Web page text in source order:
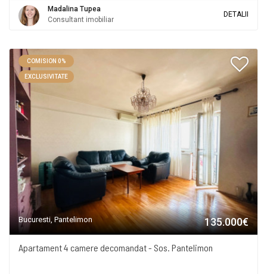
Madalina Tupea
Consultant imobiliar
DETALII
COMISION 0%
EXCLUSIVITATE
Bucuresti, Pantelimon 135.000€
Apartament 4 camere decomandat - Sos. Pantelimon